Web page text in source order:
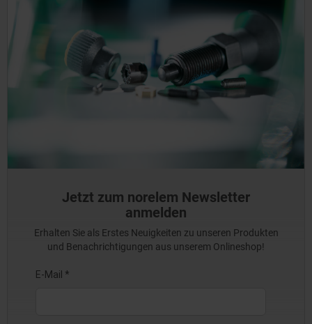
Jetzt zum norelem Newsletter
anmelden
Erhalten Sie als Erstes Neuigkeiten zu unseren Produkten
und Benachrichtigungen aus unserem Onlineshop!